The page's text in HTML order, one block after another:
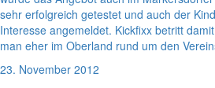
sehr erfolgreich getestet und auch der
Interesse angemeldet. Kickfixx betritt
man eher im Oberland rund um den
23. November 2012